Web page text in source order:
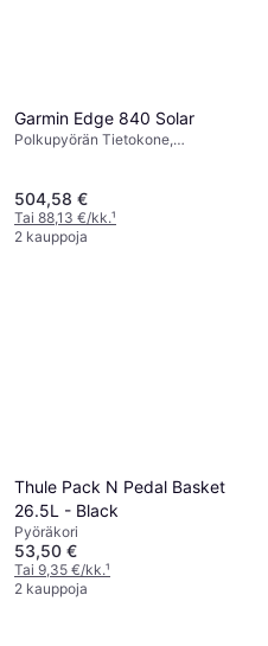
Garmin Edge 840 Solar
Polkupyörän Tietokone,
504,58 €
Tai 88,13 €/kk.¹
2 kauppoja
Thule Pack N Pedal Basket
26.5L - Black
Pyöräkori
53,50 €
Tai 9,35 €/kk.¹
2 kauppoja